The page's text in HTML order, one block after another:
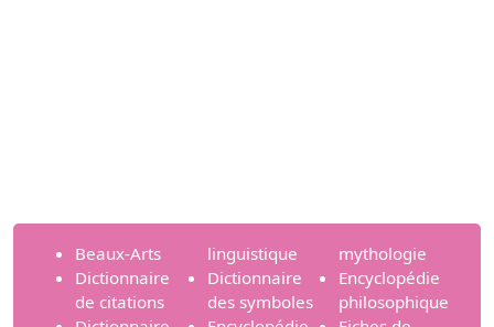
Beaux-Arts
Dictionnaire
de citations
linguistique
Dictionnaire
des symboles
mythologie
Encyclopédie
philosophique